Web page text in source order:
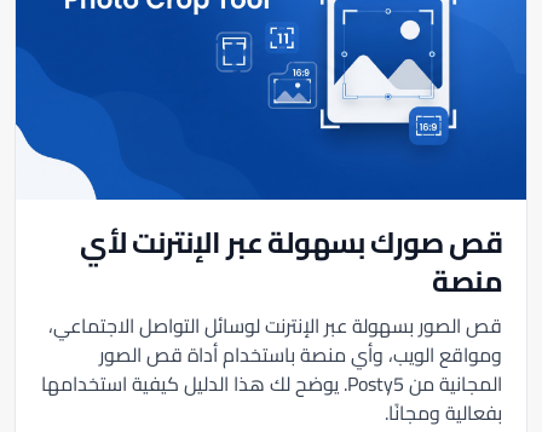
قص صورك بسهولة عبر الإنترنت لأي
منصة
قص الصور بسهولة عبر الإنترنت لوسائل التواصل الاجتماعي،
ومواقع الويب، وأي منصة باستخدام أداة قص الصور
المجانية من Posty5. يوضح لك هذا الدليل كيفية استخدامها
بفعالية ومجانًا.